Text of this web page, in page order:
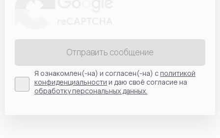
Отправить сообщение
Я ознакомлен(-на) и согласен(-на) сполитикой
конфиденциальности и даю своё согласие на
обработку персональных данных.